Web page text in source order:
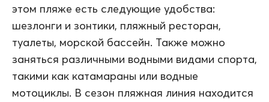
этом пляже есть следующие удобства:
шезлонги и зонтики, пляжный ресторан,
туалеты, морской бассейн. Также можно
заняться различными водными видами спорта,
такими как катамараны или водные
мотоциклы. В сезон пляжная линия находится